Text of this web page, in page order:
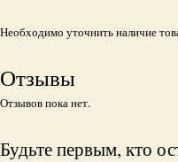
Необходимо уточнить наличие
Отзывы
Отзывов пока нет.
Будьте первым, кто